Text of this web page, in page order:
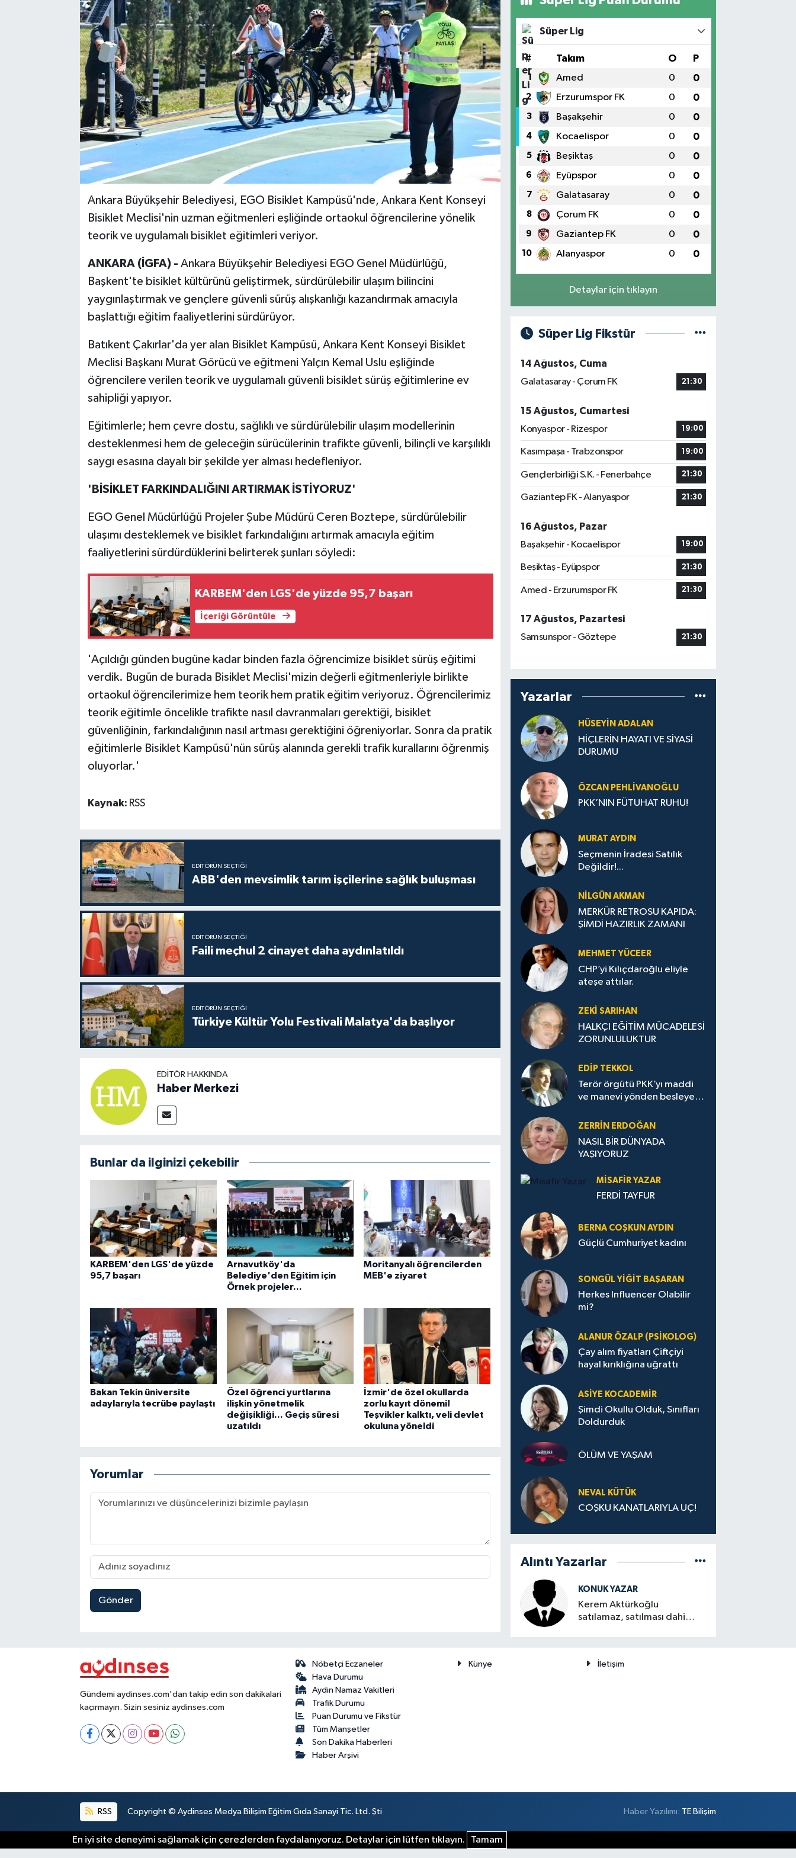
Ankara Büyükşehir Belediyesi, EGO Bisiklet Kampüsü'nde, Ankara Kent Konseyi
Bisiklet Meclisi'nin uzman eğitmenleri eşliğinde ortaokul öğrencilerine yönelik
teorik ve uygulamalı bisiklet eğitimleri veriyor.
ANKARA (İGFA) - Ankara Büyükşehir Belediyesi EGO Genel Müdürlüğü,
Başkent'te bisiklet kültürünü geliştirmek, sürdürülebilir ulaşım bilincini
yaygınlaştırmak ve gençlere güvenli sürüş alışkanlığı kazandırmak amacıyla
başlattığı eğitim faaliyetlerini sürdürüyor.
Batıkent Çakırlar'da yer alan Bisiklet Kampüsü, Ankara Kent Konseyi Bisiklet
Meclisi Başkanı Murat Görücü ve eğitmeni Yalçın Kemal Uslu eşliğinde
öğrencilere verilen teorik ve uygulamalı güvenli bisiklet sürüş eğitimlerine ev
sahipliği yapıyor.
Eğitimlerle; hem çevre dostu, sağlıklı ve sürdürülebilir ulaşım modellerinin
desteklenmesi hem de geleceğin sürücülerinin trafikte güvenli, bilinçli ve karşılıklı
saygı esasına dayalı bir şekilde yer alması hedefleniyor.
'BİSİKLET FARKINDALIĞINI ARTIRMAK İSTİYORUZ'
EGO Genel Müdürlüğü Projeler Şube Müdürü Ceren Boztepe, sürdürülebilir
ulaşımı desteklemek ve bisiklet farkındalığını artırmak amacıyla eğitim
faaliyetlerini sürdürdüklerini belirterek şunları söyledi:
KARBEM'den LGS'de yüzde 95,7 başarı
İçeriği Görüntüle
'Açıldığı günden bugüne kadar binden fazla öğrencimize bisiklet sürüş eğitimi
verdik. Bugün de burada Bisiklet Meclisi'mizin değerli eğitmenleriyle birlikte
ortaokul öğrencilerimize hem teorik hem pratik eğitim veriyoruz. Öğrencilerimiz
teorik eğitimle öncelikle trafikte nasıl davranmaları gerektiği, bisiklet
güvenliğinin, farkındalığının nasıl artması gerektiğini öğreniyorlar. Sonra da pratik
eğitimlerle Bisiklet Kampüsü'nün sürüş alanında gerekli trafik kurallarını öğrenmiş
oluyorlar.'
Kaynak: RSS
EDITÖRÜN SEÇTIĞI
ABB'den mevsimlik tarım işçilerine sağlık buluşması
EDITÖRÜN SEÇTIĞI
Faili meçhul 2 cinayet daha aydınlatıldı
EDITÖRÜN SEÇTIĞI
Türkiye Kültür Yolu Festivali Malatya'da başlıyor
EDITÖR HAKKINDA
Haber Merkezi
Bunlar da ilginizi çekebilir
KARBEM'den LGS'de yüzde
95,7 başarı
Arnavutköy'da
Belediye'den Eğitim için
Örnek projeler...
Moritanyalı öğrencilerden
MEB'e ziyaret
Bakan Tekin üniversite
adaylarıyla tecrübe paylaştı
Özel öğrenci yurtlarına
ilişkin yönetmelik
değişikliği... Geçiş süresi
uzatıldı
İzmir'de özel okullarda
zorlu kayıt dönemi!
Teşvikler kalktı, veli devlet
okuluna yöneldi
Yorumlar
Gönder
Süper Lig
# Takım O P
1 Amed 0 0
2 Erzurumspor FK 0 0
3 Başakşehir 0 0
4 Kocaelispor 0 0
5 Beşiktaş 0 0
6 Eyüpspor 0 0
7 Galatasaray 0 0
8 Çorum FK 0 0
9 Gaziantep FK 0 0
10 Alanyaspor 0 0
Detaylar için tıklayın
Süper Lig Fikstür
14 Ağustos, Cuma
Galatasaray - Çorum FK
21:30
15 Ağustos, Cumartesi
Konyaspor - Rizespor
19:00
Kasımpaşa - Trabzonspor 19:00
Gençlerbirliği S.K. - Fenerbahçe 21:30
Gaziantep FK - Alanyaspor 21:30
16 Ağustos, Pazar
Başakşehir - Kocaelispor
19:00
Beşiktaş - Eyüpspor 21:30
Amed - Erzurumspor FK 21:30
17 Ağustos, Pazartesi
Samsunspor - Göztepe
21:30
Yazarlar
HÜSEYIN ADALAN
HİÇLERİN HAYATI VE SİYASİ
DURUMU
ÖZCAN PEHLIVANOĞLU
PKK’NIN FÜTUHAT RUHU!
MURAT AYDIN
Seçmenin İradesi Satılık
Değildir!...
NILGÜN AKMAN
MERKÜR RETROSU KAPIDA:
ŞİMDİ HAZIRLIK ZAMANI
MEHMET YÜCEER
CHP’yi Kılıçdaroğlu eliyle
ateşe attılar.
ZEKI SARIHAN
HALKÇI EĞİTİM MÜCADELESİ
ZORUNLULUKTUR
EDIP TEKKOL
Terör örgütü PKK’yı maddi
ve manevi yönden besleyen
ZERRIN ERDOĞAN
NASIL BİR DÜNYADA
YAŞIYORUZ
MISAFIR YAZAR
FERDİ TAYFUR
BERNA COŞKUN AYDIN
Güçlü Cumhuriyet kadını
SONGÜL YIĞIT BAŞARAN
Herkes Influencer Olabilir
mi?
ALANUR ÖZALP (PSIKOLOG)
Çay alım fiyatları Çiftçiyi
hayal kırıklığına uğrattı
ASIYE KOCADEMİR
Şimdi Okullu Olduk, Sınıfları
Doldurduk
ÖLÜM VE YAŞAM
NEVAL KÜTÜK
COŞKU KANATLARIYLA UÇ!
Alıntı Yazarlar
KONUK YAZAR
Kerem Aktürkoğlu
satılamaz, satılması dahi
Gündemi aydinses.com'dan takip edin son dakikalari
kaçırmayın. Sizin sesiniz aydinses.com
Nöbetçi Eczaneler
Hava Durumu
Aydin Namaz Vakitleri
Trafik Durumu
Puan Durumu ve Fikstür
Tüm Manşetler
Son Dakika Haberleri
Haber Arşivi
Künye İletişim
RSS Copyright © Aydinses Medya Bilişim Eğitim Gıda Sanayi Tic. Ltd. Şti Haber Yazılımı: TE Bilişim
En iyi site deneyimi sağlamak için çerezlerden faydalanıyoruz. Detaylar için lütfen tıklayın. Tamam